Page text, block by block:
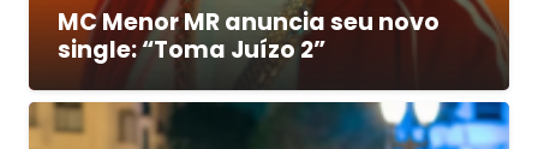
MC Menor MR anuncia seu novo
single: “Toma Juízo 2”